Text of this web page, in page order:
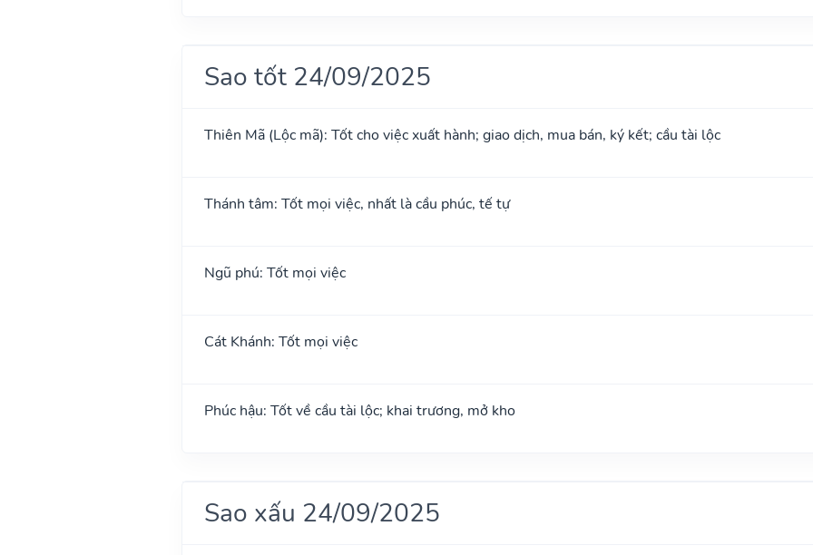
Sao tốt 24/09/2025
Thiên Mã (Lộc mã): Tốt cho việc xuất hành; giao dịch, mua bán, ký kết; cầu tài lộc
Thánh tâm: Tốt mọi việc, nhất là cầu phúc, tế tự
Ngũ phú: Tốt mọi việc
Cát Khánh: Tốt mọi việc
Phúc hậu: Tốt về cầu tài lộc; khai trương, mở kho
Sao xấu 24/09/2025